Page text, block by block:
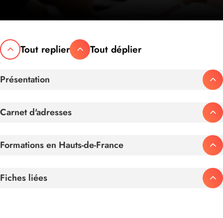
Tout replier Tout déplier
Présentation
Carnet d'adresses
Formations en Hauts-de-France
Fiches liées